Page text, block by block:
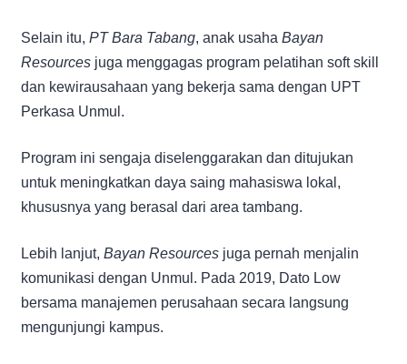
Selain itu, PT Bara Tabang, anak usaha Bayan
Resources juga menggagas program pelatihan soft skill
dan kewirausahaan yang bekerja sama dengan UPT
Perkasa Unmul.
Program ini sengaja diselenggarakan dan ditujukan
untuk meningkatkan daya saing mahasiswa lokal,
khususnya yang berasal dari area tambang.
Lebih lanjut, Bayan Resources juga pernah menjalin
komunikasi dengan Unmul. Pada 2019, Dato Low
bersama manajemen perusahaan secara langsung
mengunjungi kampus.